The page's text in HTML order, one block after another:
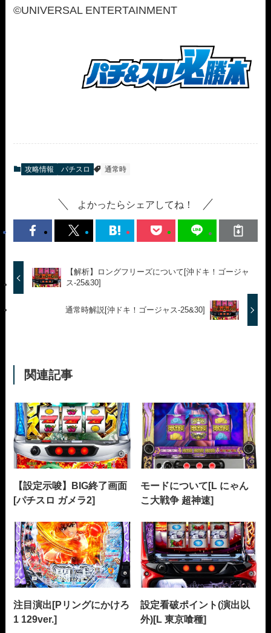
©UNIVERSAL ENTERTAINMENT
攻略情報 パチスロ 通常時
よかったらシェアしてね！
【解析】ロングフリーズについて[沖ドキ！ゴージャ
ス-25&30]
通常時解説[沖ドキ！ゴージャス-25&30]
関連記事
【設定示唆】BIG終了画面
[パチスロ ガメラ2]
モードについて[L にゃん
こ大戦争 超神速]
注目演出[Pリングにかけろ
1 129ver.]
設定看破ポイント(演出以
外)[L 東京喰種]